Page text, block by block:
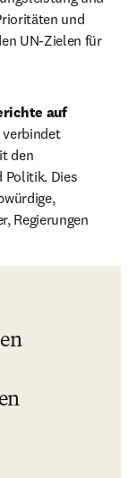
und
UN-Zielen für
auf
verbindet
den
Politik. Dies
Regierungen